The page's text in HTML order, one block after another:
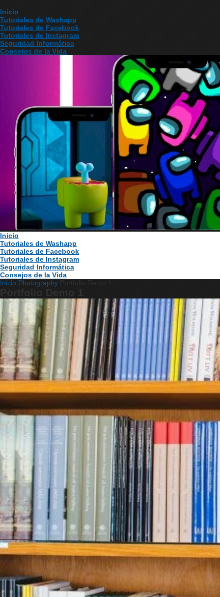
Inicio
Tutoriales de Washapp
Tutoriales de Facebook
Tutoriales de Instagram
Seguridad Informática
Consejos de la Vida
Inicio
Tutoriales de Washapp
Tutoriales de Facebook
Tutoriales de Instagram
Seguridad Informática
Consejos de la Vida
Inicio Photography
Portfolio Demo 1